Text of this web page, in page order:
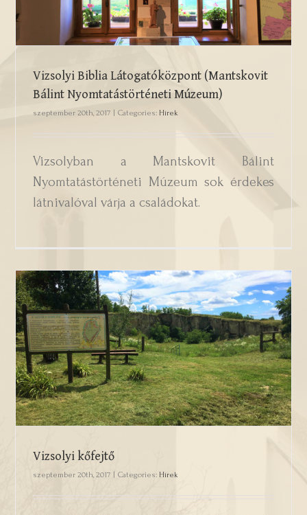
Vizsolyi Biblia Látogatóközpont (Mantskovit
Bálint Nyomtatástörténeti Múzeum)
szeptember 20th, 2017 Categories: Hírek
Vizsolyban a Mantskovit Bálint
Nyomtatástörténeti Múzeum sok érdekes
látnivalóval várja a családokat.
Vizsolyi kőfejtő
Vizsolyi kőfejtő
szeptember 20th, 2017 Categories: Hírek